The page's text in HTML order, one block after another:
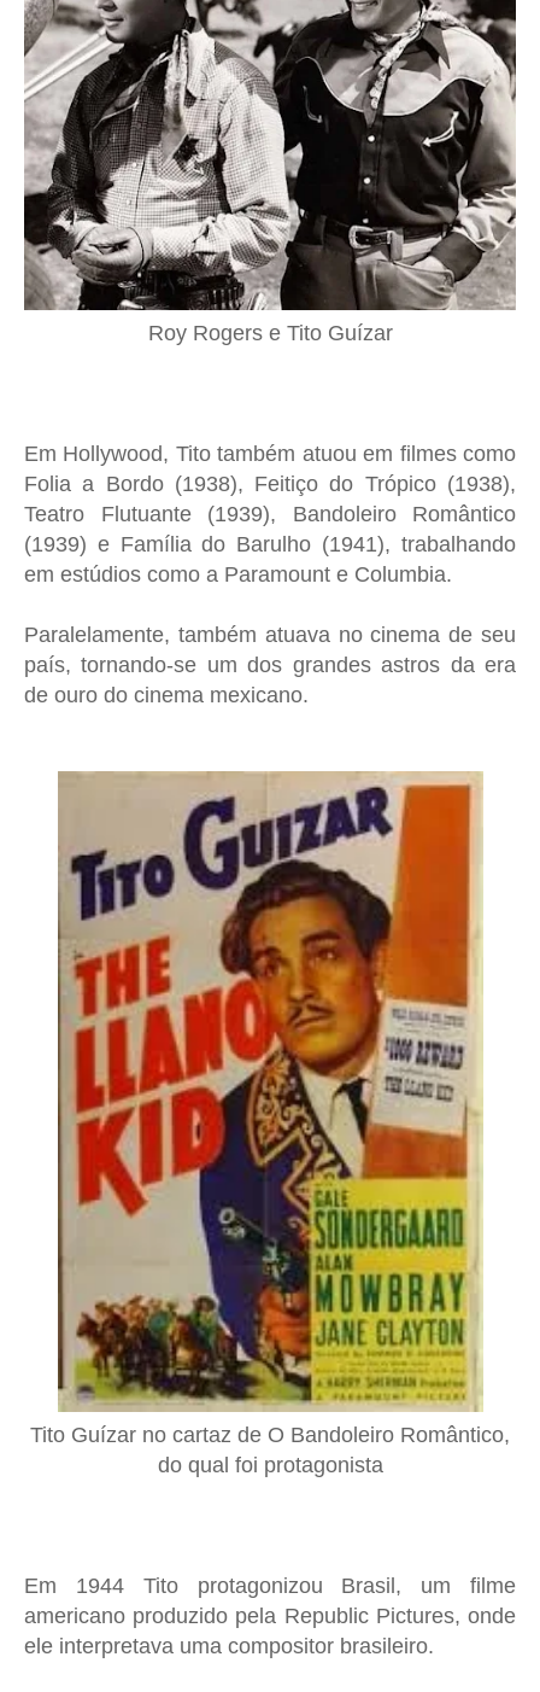
Roy Rogers e Tito Guízar
Em Hollywood, Tito também atuou em filmes como
Folia a Bordo (1938), Feitiço do Trópico (1938),
Teatro Flutuante (1939), Bandoleiro Romântico
(1939) e Família do Barulho (1941), trabalhando
em estúdios como a Paramount e Columbia.
Paralelamente, também atuava no cinema de seu
país, tornando-se um dos grandes astros da era
de ouro do cinema mexicano.
Tito Guízar no cartaz de O Bandoleiro Romântico,
do qual foi protagonista
Em 1944 Tito protagonizou Brasil, um filme
americano produzido pela Republic Pictures, onde
ele interpretava uma compositor brasileiro.